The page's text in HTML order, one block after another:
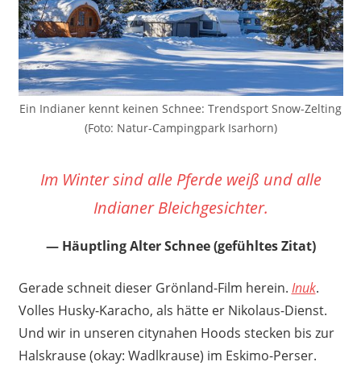
Ein Indianer kennt keinen Schnee: Trendsport Snow-Zelting
(Foto: Natur-Campingpark Isarhorn)
Im Winter sind alle Pferde weiß und alle
Indianer Bleichgesichter.
Häuptling Alter Schnee (gefühltes Zitat)
Gerade schneit dieser Grönland-Film herein. Inuk.
Volles Husky-Karacho, als hätte er Nikolaus-Dienst.
Und wir in unseren citynahen Hoods stecken bis zur
Halskrause (okay: Wadlkrause) im Eskimo-Perser.